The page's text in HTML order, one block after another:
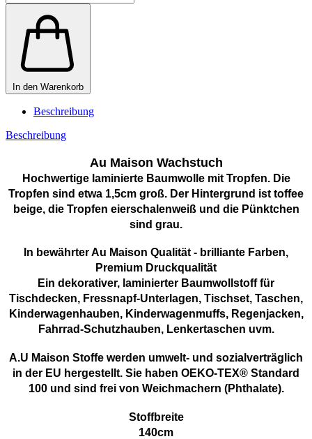
In den Warenkorb
Beschreibung
Beschreibung
Au Maison Wachstuch
Hochwertige laminierte Baumwolle mit Tropfen. Die
Tropfen sind etwa 1,5cm groß. Der Hintergrund ist toffee
beige, die Tropfen eierschalenweiß und die Pünktchen
sind grau.
In bewährter Au Maison Qualität - brilliante Farben,
Premium Druckqualität
Ein dekorativer, laminierter Baumwollstoff für
Tischdecken, Fressnapf-Unterlagen, Tischset, Taschen,
Kinderwagenhauben, Kinderwagenmuffs, Regenjacken,
Fahrrad-Schutzhauben, Lenkertaschen uvm.
A.U Maison Stoffe werden umwelt- und sozialverträglich
in der EU hergestellt. Sie haben OEKO-TEX® Standard
100 und sind frei von Weichmachern (Phthalate).
Stoffbreite
140cm